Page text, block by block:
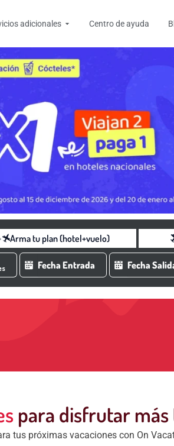
adicionales Open Servicios
Centro de ayuda
Arma tu plan (hotel+vuelo)
para disfrutar más
tus próximas vacaciones con On